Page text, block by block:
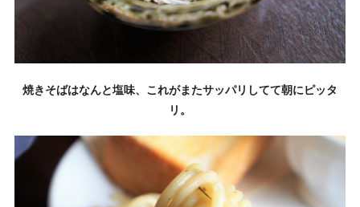
焼きそばはなんと塩味、これがまたサッパリしてて朝にピッタ
リ。